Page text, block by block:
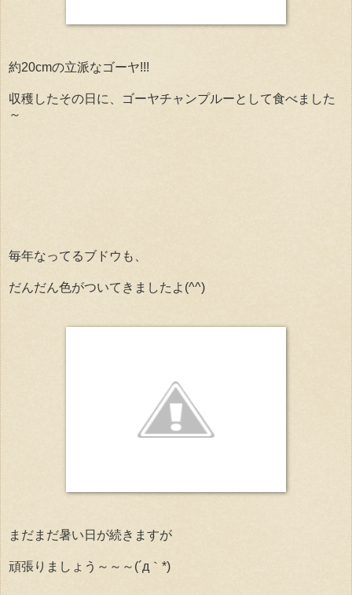
約20cmの立派なゴーヤ!!!
収穫したその日に、ゴーヤチャンプルーとして食べました
～
毎年なってるブドウも、
だんだん色がついてきましたよ(^^)
まだまだ暑い日が続きますが
頑張りましょう～～～(´д｀*)